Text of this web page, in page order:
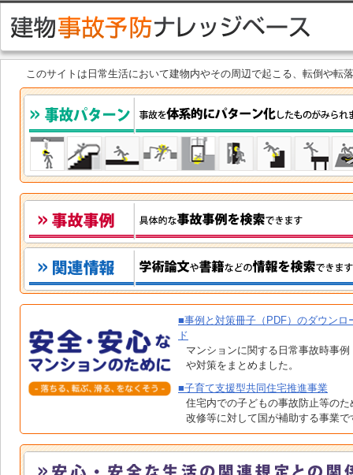
このサイトは日常生活において建物内やその周辺で起こる、転倒や
■事例と対策冊子（PDF）のダウンロ
ド
マンションに関する日常事故時事例
や対策をまとめました。
■子育て支援型共同住宅推進事業
住宅内での子どもの事故防止等のた
改修等に対して国が補助する事業で